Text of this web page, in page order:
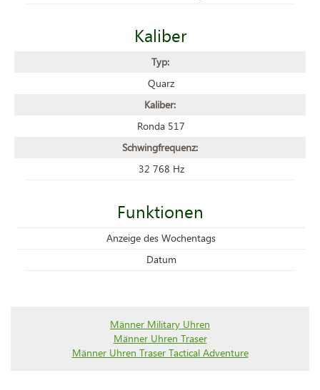
Kaliber
Typ:
Quarz
Kaliber:
Ronda 517
Schwingfrequenz:
32 768 Hz
Funktionen
Anzeige des Wochentags
Datum
Männer Military Uhren
Männer Uhren Traser
Männer Uhren Traser Tactical Adventure